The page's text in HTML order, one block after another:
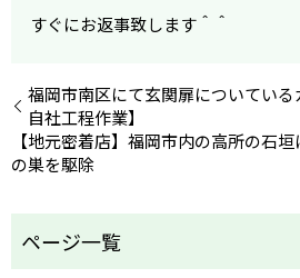
すぐにお返事致します＾＾
福岡市南区にて玄関扉についてい
自社工程作業】
【地元密着店】福岡市内の高所の石
の巣を駆除